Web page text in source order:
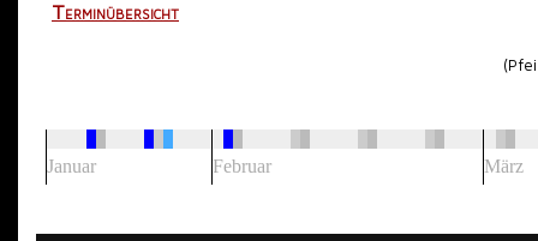
Terminübersicht
(Pfeile
Januar Februar März